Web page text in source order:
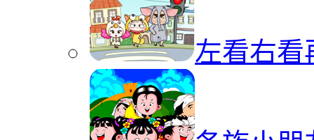
左看右看